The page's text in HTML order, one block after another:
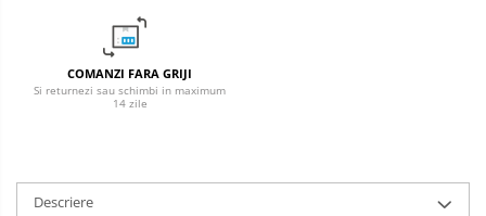
Radiatoare din aluminiu Vox Extra
Radiatoare aluminiu OSCAR
TONDO
Radiatoare CONDOR
Boilere si Puffere
COMANZI FARA GRIJI
Si returnezi sau schimbi in maximum
14 zile
Descriere